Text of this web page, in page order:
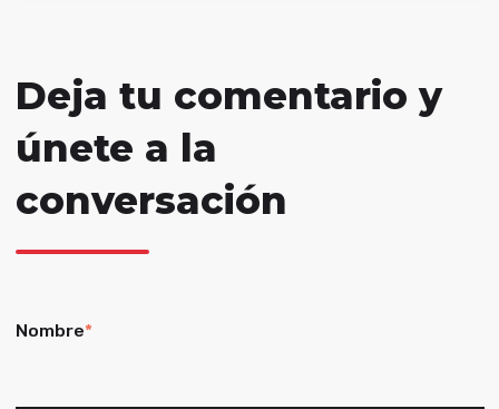
Deja tu comentario y
únete a la
conversación
Nombre*